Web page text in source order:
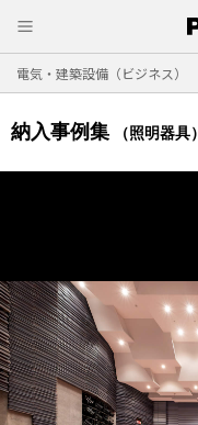
電気・建築設備（ビジネス）
納入事例集 （照明器具）